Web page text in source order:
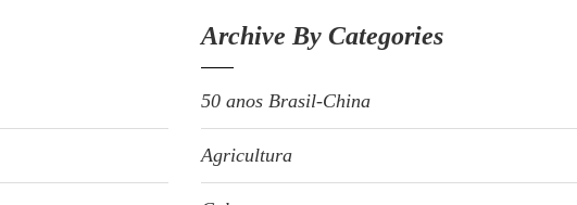
Archive By Categories
50 anos Brasil-China
Agricultura